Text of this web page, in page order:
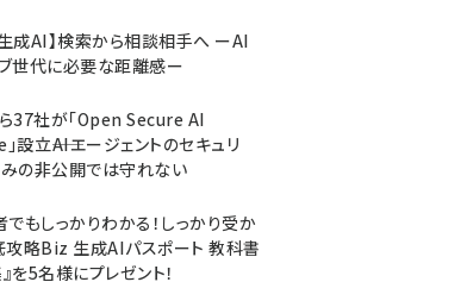
成AI】検索から相談相手へ ーAI
世代に必要な距離感ー
37社が「Open Secure AI
設立――AIエージェントのセキュリ
の非公開では守れない
もしっかりわかる！しっかり受か
攻略Biz 生成AIパスポート 教科書
を5名様にプレゼント！